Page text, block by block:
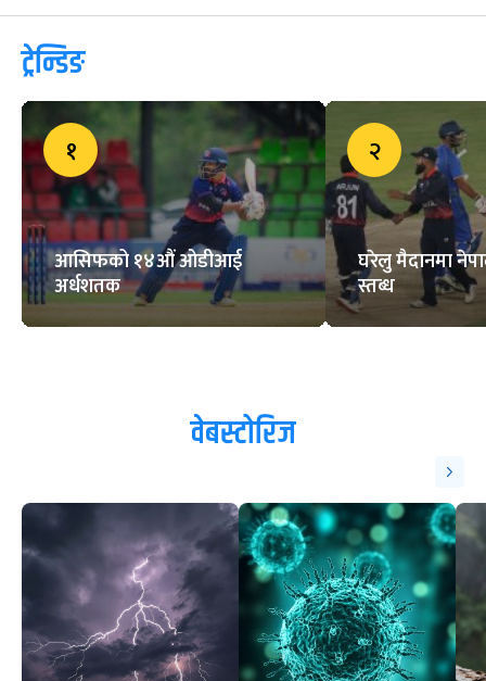
ट्रेन्डिङ
१
आसिफको १४औं ओडीआई
अर्धशतक
२
घरेलु मैदानमा
स्तब्ध
वेबस्टोरिज